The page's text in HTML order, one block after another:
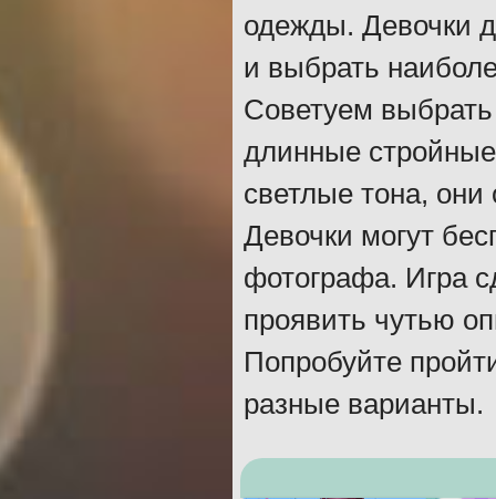
одежды. Девочки
и выбрать
Советуем выбрать
длинные
светлые тона,
Девочки могут
фотографа. Игра
проявить чутью
Попробуйте
разные варианты.